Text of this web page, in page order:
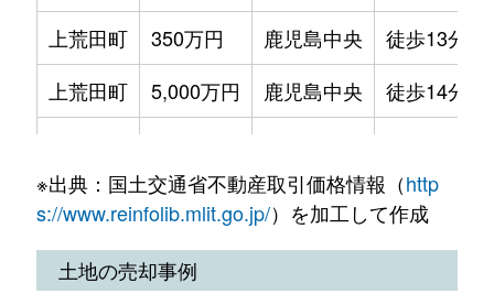
上荒田町
350万円 鹿児島中央 徒歩13分
上荒田町
5,000万円 鹿児島中央 徒歩14分
上荒田町
3,300万円 鹿児島中央 徒歩14分
上之園町
2,100万円 鹿児島中央 徒歩11分
※出典：国土交通省不動産取引価格情報（http
s://www.reinfolib.mlit.go.jp/）を加工して作成
土地の売却事例